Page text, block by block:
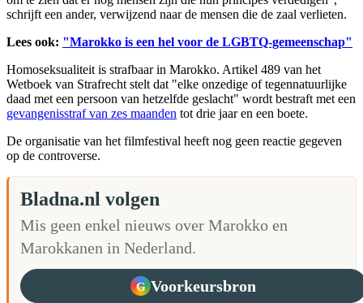
schrijft een ander, verwijzend naar de mensen die de zaal verlieten.
Lees ook: "Marokko is een hel voor de LGBTQ-gemeenschap"
Homoseksualiteit is strafbaar in Marokko. Artikel 489 van het
Wetboek van Strafrecht stelt dat "elke onzedige of tegennatuurlijke
daad met een persoon van hetzelfde geslacht" wordt bestraft met een
gevangenisstraf van zes maanden tot drie jaar en een boete.
De organisatie van het filmfestival heeft nog geen reactie gegeven
op de controverse.
Bladna.nl volgen
Mis geen enkel nieuws over Marokko en
Marokkanen in Nederland.
G Voorkeursbron